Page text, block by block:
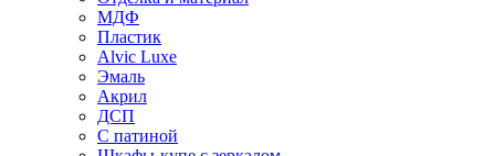
МДФ
Пластик
Alvic Luxe
Эмаль
Акрил
ДСП
С патиной